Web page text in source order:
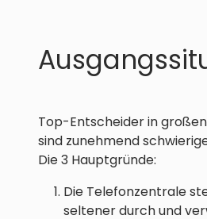
Top-Entscheider in
sind zunehmend
‍Die 3 Hauptgründe:
Die Telefonzentrale
seltener durch und